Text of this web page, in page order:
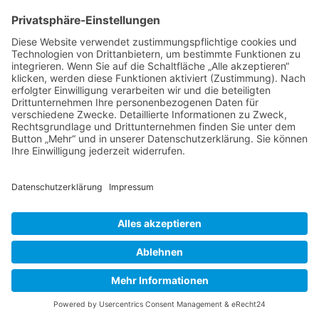
Impressum
Ralf Krauter – Science Reporter
Mehlemer Str. 15, 50968 Köln
USt-IdNr.: DE258510696
Kontakt
Tel.: 0221 / 27 18 396
Mail:
© 2023 Ralf Krauter –Impressum|Datenschutz